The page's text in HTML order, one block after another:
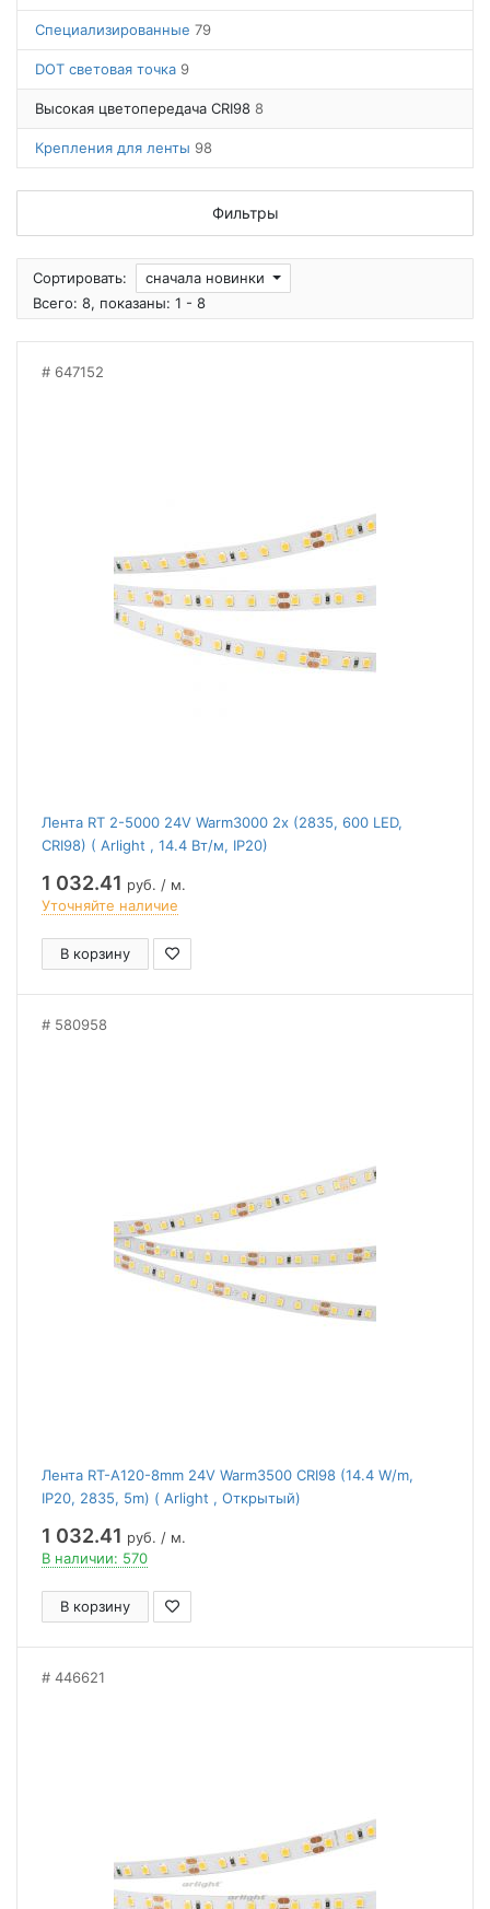
Специализированные 79
DOT световая точка 9
Высокая цветопередача CRI98 8
Крепления для ленты 98
Фильтры
Сортировать:
сначала новинки
Всего: 8, показаны: 1 - 8
647152
Лента RT 2-5000 24V Warm3000 2x (2835, 600 LED,
CRI98) ( Arlight , 14.4 Вт/м, IP20)
1 032.41 руб. / м.
Уточняйте наличие
В корзину
580958
Лента RT-A120-8mm 24V Warm3500 CRI98 (14.4 W/m,
IP20, 2835, 5m) ( Arlight , Открытый)
1 032.41 руб. / м.
В наличии: 570
В корзину
446621